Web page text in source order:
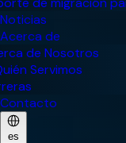
Noticias
Acerca de
Contacto
es